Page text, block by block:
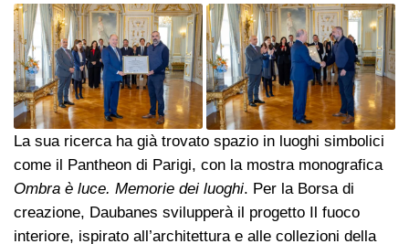
La sua ricerca ha già trovato spazio in luoghi simbolici
come il Pantheon di Parigi, con la mostra monografica
Ombra è luce. Memorie dei luoghi. Per la Borsa di
creazione, Daubanes svilupperà il progetto Il fuoco
interiore, ispirato all’architettura e alle collezioni della